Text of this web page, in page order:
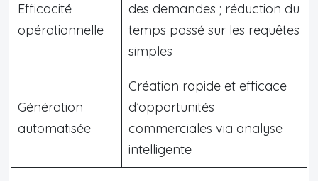
Efficacité
opérationnelle
des demandes ; réduction du
temps passé sur les requêtes
simples
Génération
automatisée
Création rapide et efficace
d’opportunités
commerciales via analyse
intelligente